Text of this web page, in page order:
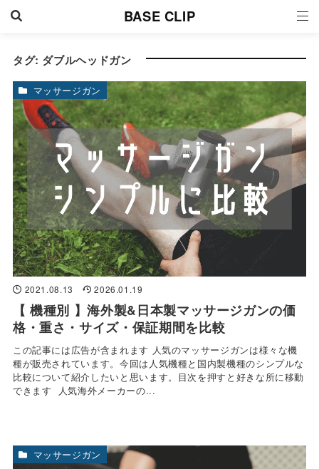
BASE CLIP
タグ: ダブルヘッドガン
2021.08.13 2026.01.19
【 機種別 】海外製&日本製マッサージガンの価
格・重さ・サイズ・保証期間を比較
この記事には広告が含まれます 人気のマッサージガンは様々な機
種が販売されています。今回は人気機種と国内製機種のシンプルな
比較について紹介したいと思います。目次を押すと好きな所に移動
できます 人気海外メーカーの...
マッサージガン
マッサージガン